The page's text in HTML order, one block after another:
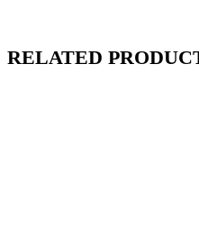
RELATED